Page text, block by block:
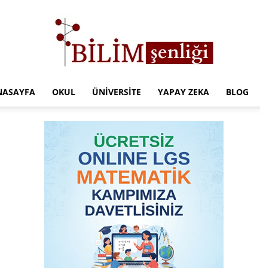
Eğitim
Kampüsü
OKUL ÜNIVERSITE YAPAY ZEKA BLOG